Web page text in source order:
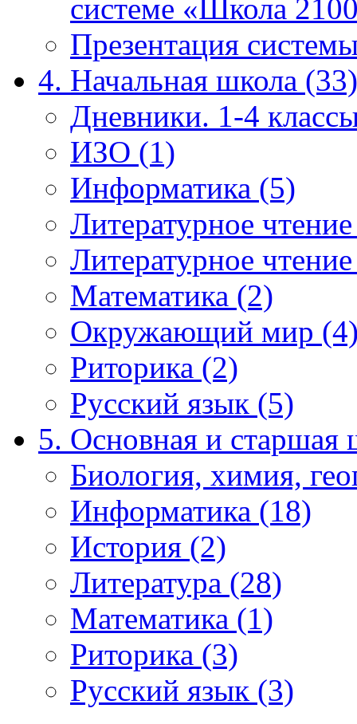
системе «Школа
Презентация
4. Начальная школа (33)
Дневники. 1-4
ИЗО (1)
Информатика (5)
Литературное
Литературное
Математика (2)
Окружающий мир
Риторика (2)
Русский язык (5)
5. Основная и старшая
Биология, химия,
Информатика (18)
История (2)
Литература (28)
Математика (1)
Риторика (3)
Русский язык (3)